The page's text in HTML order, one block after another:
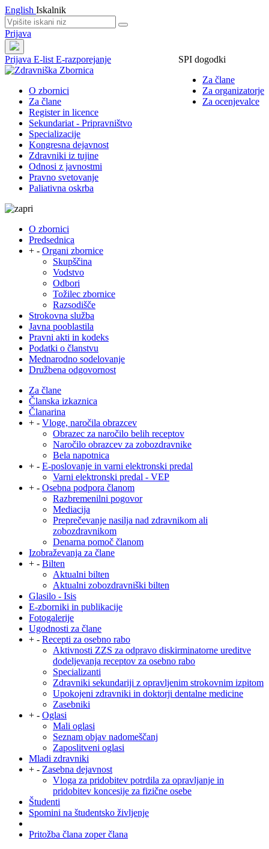
English Iskalnik
Prijava
Prijava
SPI dogodki
Za člane
Za organizatorje
Za ocenjevalce
E-list E-razporejanje
O zbornici
Za člane
Register in licence
Sekundariat - Pripravništvo
Specializacije
Kongresna dejavnost
Zdravniki iz tujine
Odnosi z javnostmi
Pravno svetovanje
Paliativna oskrba
O zbornici
Predsednica
+ - Organi zbornice
Skupščina
Vodstvo
Odbori
Tožilec zbornice
Razsodišče
Strokovna služba
Javna pooblastila
Pravni akti in kodeks
Podatki o članstvu
Mednarodno sodelovanje
Družbena odgovornost
Za člane
Članska izkaznica
Članarina
+ - Vloge, naročila obrazcev
Obrazec za naročilo belih receptov
Naročilo obrazcev za zobozdravnike
Bela napotnica
+ - E-poslovanje in varni elektronski predal
Varni elektronski predal - VEP
+ - Osebna podpora članom
Razbremenilni pogovor
Mediacija
Preprečevanje nasilja nad zdravnikom ali
zobozdravnikom
Denarna pomoč članom
Izobraževanja za člane
+ - Bilten
Aktualni bilten
Aktualni zobozdravniški bilten
Glasilo - Isis
E-zborniki in publikacije
Fotogalerije
Ugodnosti za člane
+ - Recepti za osebno rabo
Aktivnosti ZZS za odpravo diskirminatorne ureditve
dodeljevanja receptov za osebno rabo
Specializanti
Zdravniki sekundariji z opravljenim strokovnim izpitom
Upokojeni zdravniki in doktorji dentalne medicine
Zasebniki
+ - Oglasi
Mali oglasi
Seznam objav nadomeščanj
Zaposlitveni oglasi
Mladi zdravniki
+ - Zasebna dejavnost
Vloga za pridobitev potrdila za opravljanje in
pridobitev koncesije za fizične osebe
Študenti
Spomini na študentsko življenje
Pritožba člana zoper člana